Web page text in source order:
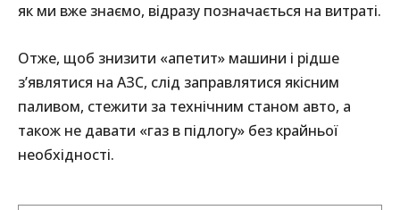
як ми вже знаємо, відразу позначається на витраті.
Отже, щоб знизити «апетит» машини і рідше
з’являтися на АЗС, слід заправлятися якісним
паливом, стежити за технічним станом авто, а
також не давати «газ в підлогу» без крайньої
необхідності.